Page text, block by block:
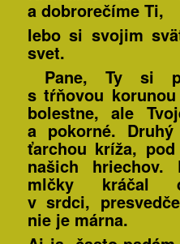
a dobrorečíme Ti,
lebo si svojim
svet.
Pane, Ty si
s tŕňovou
bolestne, ale
a pokorné.
ťarchou kríža,
našich
mlčky kráčal
v srdci,
nie je márna.